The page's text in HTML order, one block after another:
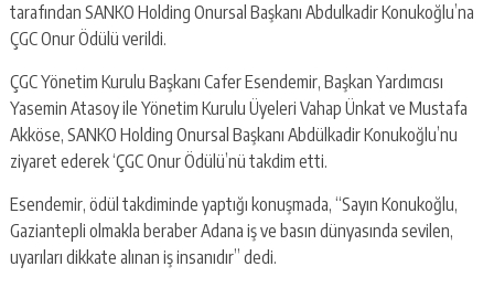
tarafından SANKO Holding Onursal Başkanı Abdulkadir Konukoğlu’na
ÇGC Onur Ödülü verildi.
ÇGC Yönetim Kurulu Başkanı Cafer Esendemir, Başkan Yardımcısı
Yasemin Atasoy ile Yönetim Kurulu Üyeleri Vahap Ünkat ve Mustafa
Akköse, SANKO Holding Onursal Başkanı Abdülkadir Konukoğlu’nu
ziyaret ederek ‘ÇGC Onur Ödülü’nü takdim etti.
Esendemir, ödül takdiminde yaptığı konuşmada, “Sayın Konukoğlu,
Gaziantepli olmakla beraber Adana iş ve basın dünyasında sevilen,
uyarıları dikkate alınan iş insanıdır” dedi.